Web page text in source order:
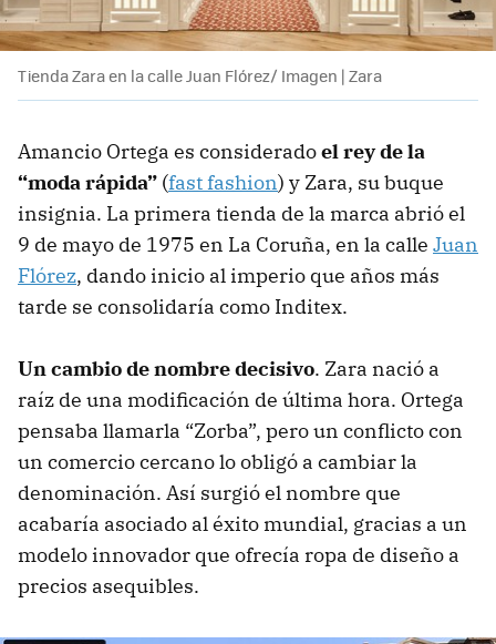
Tienda Zara en la calle Juan Flórez/ Imagen | Zara
Amancio Ortega es consideradoel rey de la
“moda rápida” (fast fashion) y Zara, su buque
insignia. La primera tienda de la marca abrió el
9 de mayo de 1975 en La Coruña, en la calle Juan
Flórez, dando inicio al imperio que años más
tarde se consolidaría como Inditex.
Un cambio de nombre decisivo. Zara nació a
raíz de una modificación de última hora. Ortega
pensaba llamarla “Zorba”, pero un conflicto con
un comercio cercano lo obligó a cambiar la
denominación. Así surgió el nombre que
acabaría asociado al éxito mundial, gracias a un
modelo innovador que ofrecía ropa de diseño a
precios asequibles.